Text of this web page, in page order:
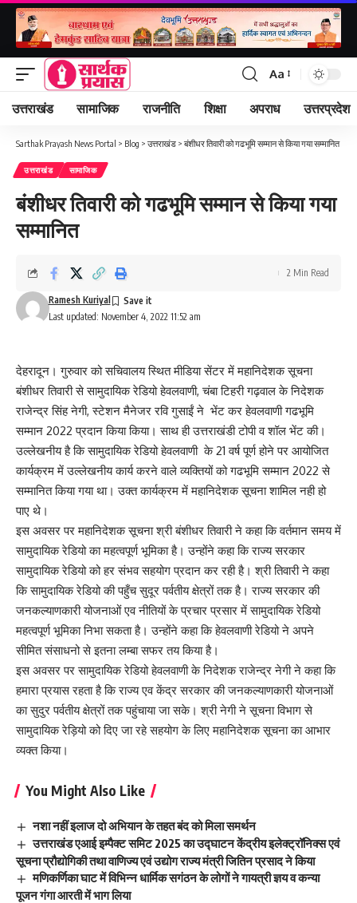
Font
Resizer
Aa
उत्तराखंड सामाजिक राजनीति शिक्षा अपराध उत्तरप्रदेश
Sarthak Prayash News Portal > Blog > उत्तराखंड > बंशीधर तिवारी को गढभूमि सम्मान से किया गया सम्मानित
उत्तराखंड सामाजिक
बंशीधर तिवारी को गढभूमि सम्मान से किया गया
सम्मानित
Last updated: November 4, 2022 11:52 am
Ramesh Kuriyal
2 Min Read
देहरादून। गुरुवार को सचिवालय स्थित मीडिया सेंटर में महानिदेशक सूचना
बंशीधर तिवारी से सामुदायिक रेडियो हेवलवाणी, चंबा टिहरी गढ़वाल के निदेशक
राजेन्द्र सिंह नेगी, स्टेशन मैनेजर रवि गुसाईं ने भेंट कर हेवलवाणी गढभूमि
सम्मान 2022 प्रदान किया किया। साथ ही उत्तराखंडी टोपी व शॉल भेंट की।
उल्लेखनीय है कि सामुदायिक रेडियो हेवलवाणी के 21 वर्ष पूर्ण होने पर आयोजित
कार्यक्रम में उल्लेखनीय कार्य करने वाले व्यक्तियों को गढभूमि सम्मान 2022 से
सम्मानित किया गया था। उक्त कार्यक्रम में महानिदेशक सूचना शामिल नही हो
पाए थे।
इस अवसर पर महानिदेशक सूचना श्री बंशीधर तिवारी ने कहा कि वर्तमान समय में
सामुदायिक रेडियो का महत्वपूर्ण भूमिका है। उन्होंने कहा कि राज्य सरकार
सामुदायिक रेडियो को हर संभव सहयोग प्रदान कर रही है। श्री तिवारी ने कहा
कि सामुदायिक रेडियो की पहुँच सुदूर पर्वतीय क्षेत्रों तक है। राज्य सरकार की
जनकल्याणकारी योजनाओं एव नीतियों के प्रचार प्रसार में सामुदायिक रेडियो
महत्वपूर्ण भूमिका निभा सकता है। उन्होंने कहा कि हेवलवाणी रेडियो ने अपने
सीमित संसाधनो से इतना लम्बा सफर तय किया है।
इस अवसर पर सामुदायिक रेडियो हेवलवाणी के निदेशक राजेन्द्र नेगी ने कहा कि
हमारा प्रयास रहता है कि राज्य एव केंद्र सरकार की जनकल्याणकारी योजनाओं
का सुदुर पर्वतीय क्षेत्रों तक पहुंचाया जा सके। श्री नेगी ने सूचना विभाग से
सामुदायिक रेड़ियो को दिए जा रहे सहयोग के लिए महानिदेशक सूचना का आभार
व्यक्त किया।
You Might Also Like
नशा नहीं इलाज दो अभियान के तहत बंद को मिला समर्थन
उत्तराखंड एआई इम्पैक्ट समिट 2025 का उद्घाटन केंद्रीय इलेक्ट्रॉनिक्स एवं
सूचना प्रौद्योगिकी तथा वाणिज्य एवं उद्योग राज्य मंत्री जितिन प्रसाद ने किया
मणिकर्णिका घाट में विभिन्न धार्मिक सगंठन के लोगों ने गायत्री ज्ञय व कन्या
पूजन गंगा आरती में भाग लिया